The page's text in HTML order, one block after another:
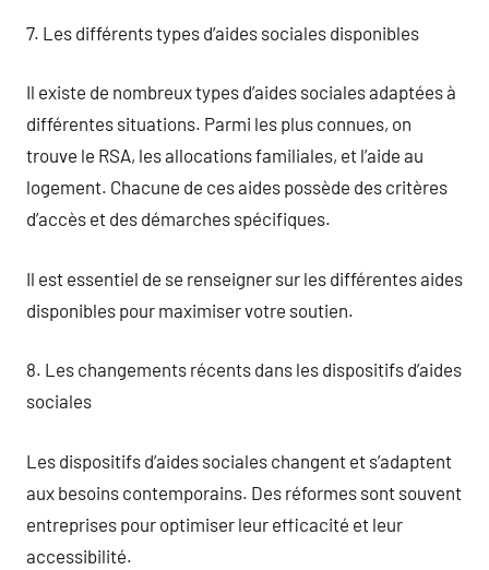
7. Les différents types d’aides sociales disponibles
Il existe de nombreux types d’aides sociales adaptées à
différentes situations. Parmi les plus connues, on
trouve le RSA, les allocations familiales, et l’aide au
logement. Chacune de ces aides possède des critères
d’accès et des démarches spécifiques.
Il est essentiel de se renseigner sur les différentes aides
disponibles pour maximiser votre soutien.
8. Les changements récents dans les dispositifs d’aides
sociales
Les dispositifs d’aides sociales changent et s’adaptent
aux besoins contemporains. Des réformes sont souvent
entreprises pour optimiser leur efficacité et leur
accessibilité.